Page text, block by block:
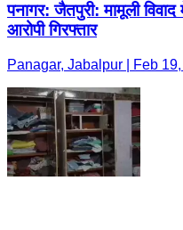
पनागर: जैतपुरी: मामूली
आरोपी गिरफ्तार
Panagar, Jabalpur | Feb